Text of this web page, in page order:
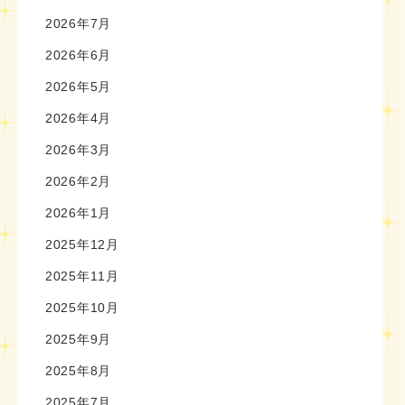
2026年7月
2026年6月
2026年5月
2026年4月
2026年3月
2026年2月
2026年1月
2025年12月
2025年11月
2025年10月
2025年9月
2025年8月
2025年7月